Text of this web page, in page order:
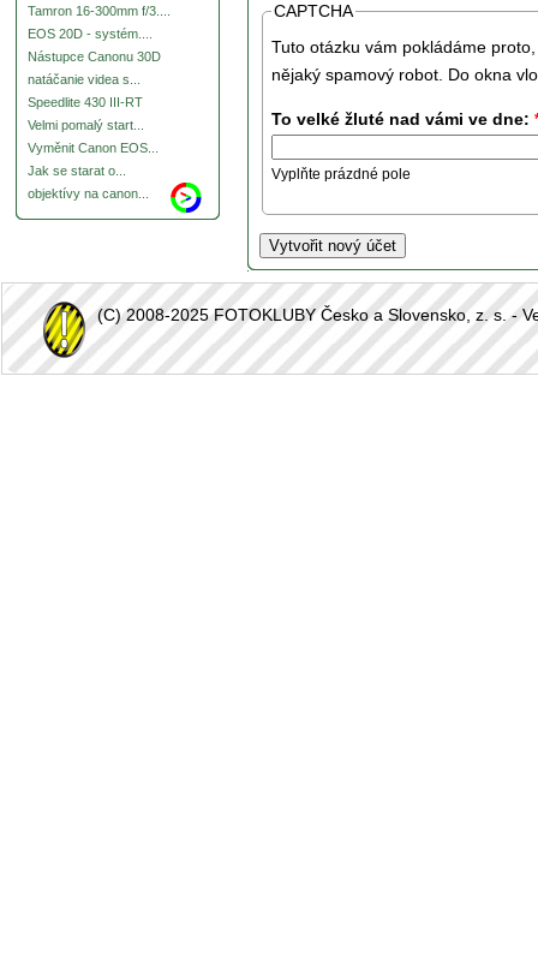
Tamron 16-300mm f/3....
EOS 20D - systém....
Nástupce Canonu 30D
natáčanie videa s...
Speedlite 430 III-RT
Velmi pomalý start...
Vyměnit Canon EOS...
Jak se starat o...
objektívy na canon...
CAPTCHA
Tuto otázku vám pokládáme
nějaký spamový robot. Do okna
To velké žluté nad vámi ve dne:
Vyplňte prázdné pole
(C) 2008-2025 FOTOKLUBY Česko a Slovensko, z. s. -